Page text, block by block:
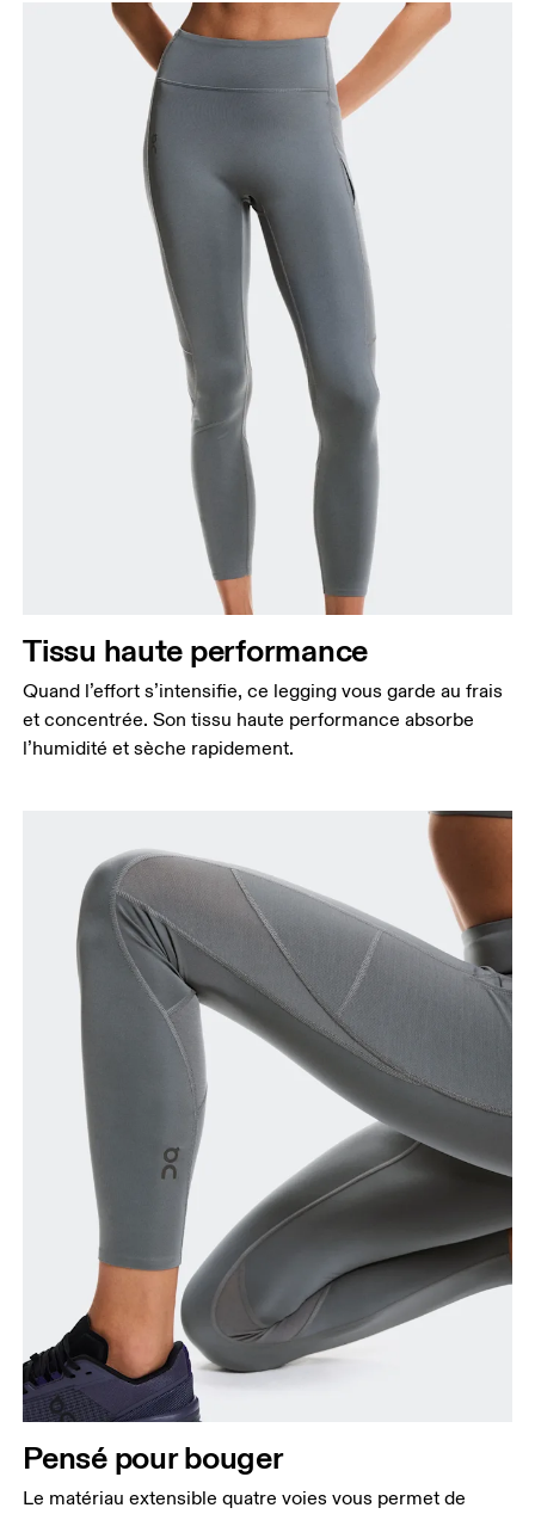
Tissu haute performance
Quand l’effort s’intensifie, ce legging vous garde au frais
et concentrée. Son tissu haute performance absorbe
l’humidité et sèche rapidement.
Pensé pour bouger
Le matériau extensible quatre voies vous permet de